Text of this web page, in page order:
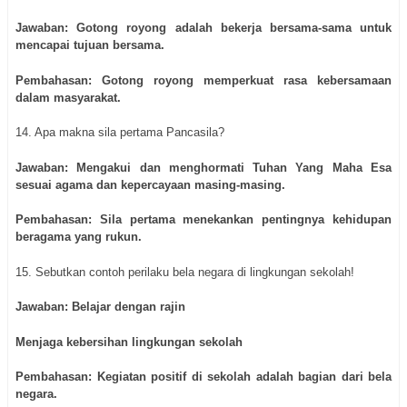
Jawaban: Gotong royong adalah bekerja bersama-sama untuk
mencapai tujuan bersama.
Pembahasan: Gotong royong memperkuat rasa kebersamaan
dalam masyarakat.
14. Apa makna sila pertama Pancasila?
Jawaban: Mengakui dan menghormati Tuhan Yang Maha Esa
sesuai agama dan kepercayaan masing-masing.
Pembahasan: Sila pertama menekankan pentingnya kehidupan
beragama yang rukun.
15. Sebutkan contoh perilaku bela negara di lingkungan sekolah!
Jawaban: Belajar dengan rajin
Menjaga kebersihan lingkungan sekolah
Pembahasan: Kegiatan positif di sekolah adalah bagian dari bela
negara.